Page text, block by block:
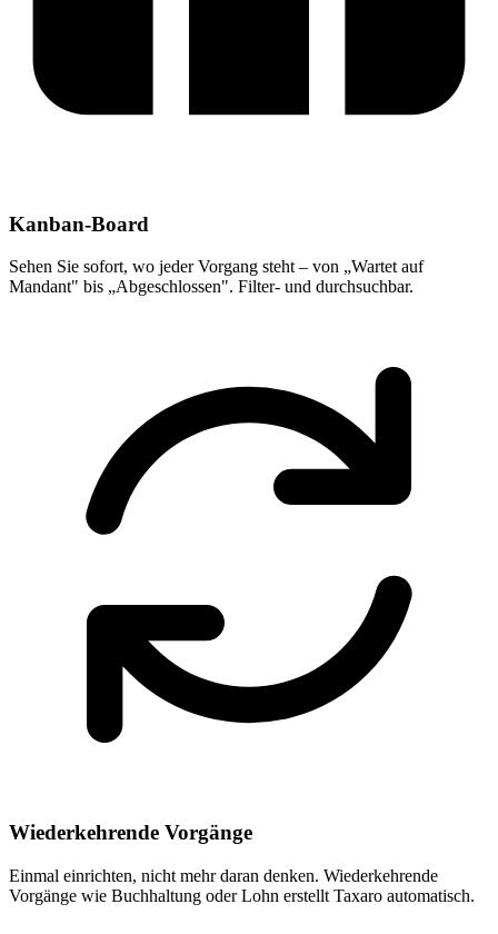
Kanban-Board
Sehen Sie sofort, wo jeder Vorgang steht – von „Wartet auf
Mandant" bis „Abgeschlossen". Filter- und durchsuchbar.
Wiederkehrende Vorgänge
Einmal einrichten, nicht mehr daran denken. Wiederkehrende
Vorgänge wie Buchhaltung oder Lohn erstellt Taxaro automatisch.